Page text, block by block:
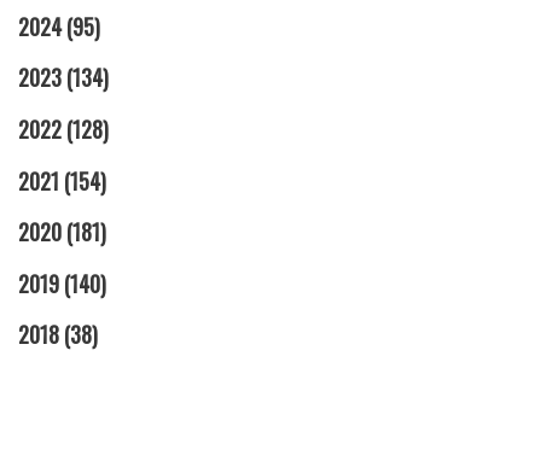
2024(95)
2023(134)
2022(128)
2021 (154)
2020(181)
2019(140)
2018(38)